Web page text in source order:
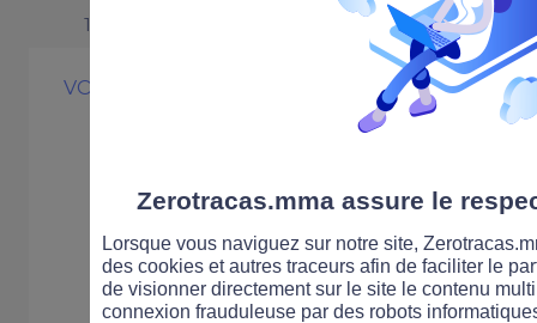
11 FÉVRIER 2011
VOITURE
Le plan de
lutter contre
routière
Zerotracas.mma assure le
Lorsque vous naviguez sur notre site,
des cookies et autres traceurs afin de faciliter le
de visionner directement sur le site le contenu
connexion frauduleuse par des robots